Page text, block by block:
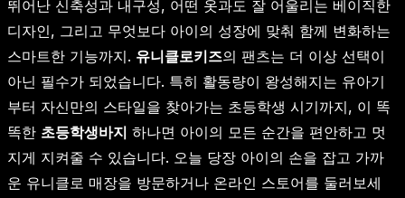
뛰어난 신축성과 내구성, 어떤 옷과도 잘 어울리는 베이직한
디자인, 그리고 무엇보다 아이의 성장에 맞춰 함께 변화하는
스마트한 기능까지. 유니클로키즈의 팬츠는 더 이상 선택이
아닌 필수가 되었습니다. 특히 활동량이 왕성해지는 유아기
부터 자신만의 스타일을 찾아가는 초등학생 시기까지, 이 똑
똑한 초등학생바지 하나면 아이의 모든 순간을 편안하고 멋
지게 지켜줄 수 있습니다. 오늘 당장 아이의 손을 잡고 가까
운 유니클로 매장을 방문하거나 온라인 스토어를 둘러보세